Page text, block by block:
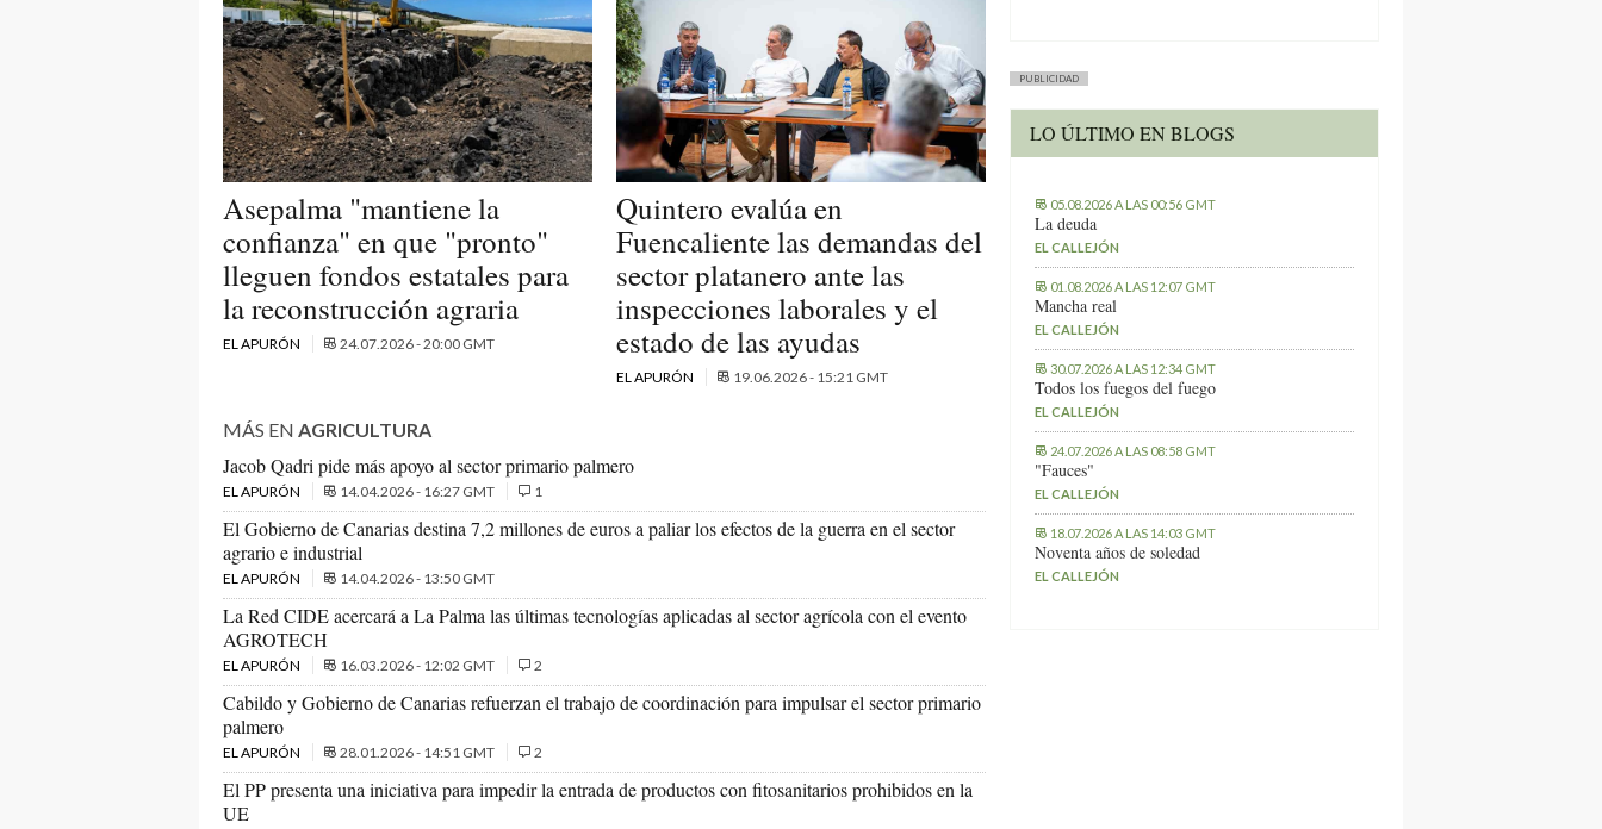
Asepalma "mantiene la
confianza" en que "pronto"
lleguen fondos estatales para
la reconstrucción agraria
EL APURÓN 24.07.2026 - 20:00 GMT
Quintero evalúa en
Fuencaliente las demandas del
sector platanero ante las
inspecciones laborales y el
estado de las ayudas
EL APURÓN 19.06.2026 - 15:21 GMT
MÁS EN AGRICULTURA
Jacob Qadri pide más apoyo al sector primario palmero
EL APURÓN 14.04.2026 - 16:27 GMT 1
El Gobierno de Canarias destina 7,2 millones de euros a paliar los efectos de la guerra en el sector
agrario e industrial
EL APURÓN 14.04.2026 - 13:50 GMT
La Red CIDE acercará a La Palma las últimas tecnologías aplicadas al sector agrícola con el evento
AGROTECH
EL APURÓN 16.03.2026 - 12:02 GMT 2
Cabildo y Gobierno de Canarias refuerzan el trabajo de coordinación para impulsar el sector primario
palmero
EL APURÓN 28.01.2026 - 14:51 GMT 2
El PP presenta una iniciativa para impedir la entrada de productos con fitosanitarios prohibidos en la
UE
PUBLICIDAD
LO ÚLTIMO EN BLOGS
05.08.2026 A LAS 00:56 GMT
La deuda
EL CALLEJÓN
01.08.2026 A LAS 12:07 GMT
Mancha real
EL CALLEJÓN
30.07.2026 A LAS 12:34 GMT
Todos los fuegos del fuego
EL CALLEJÓN
24.07.2026 A LAS 08:58 GMT
"Fauces"
EL CALLEJÓN
18.07.2026 A LAS 14:03 GMT
Noventa años de soledad
EL CALLEJÓN